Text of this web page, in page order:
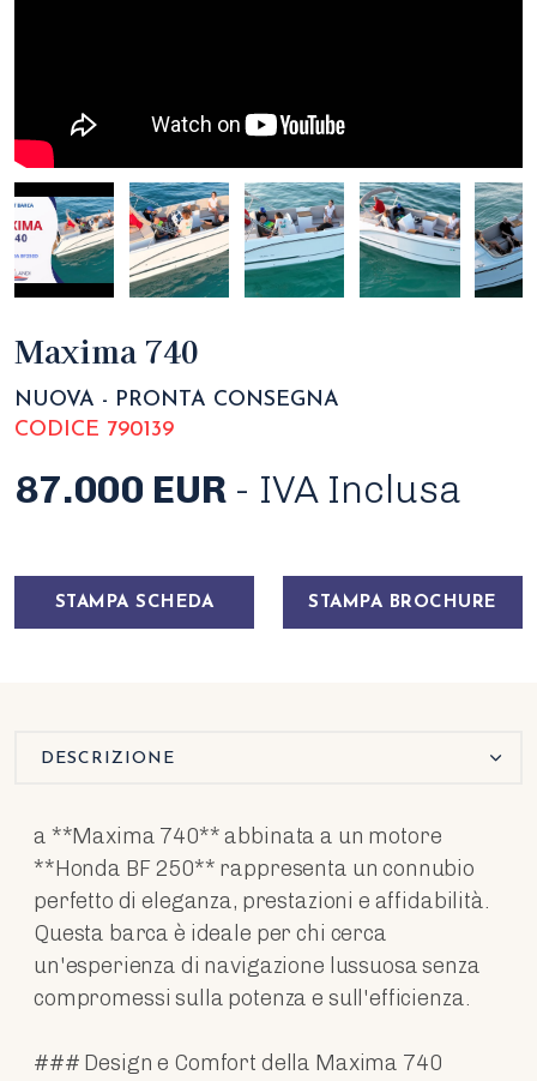
Maxima 740
NUOVA - PRONTA CONSEGNA
CODICE 790139
87.000 EUR- IVA Inclusa
STAMPA SCHEDA STAMPA BROCHURE
DESCRIZIONE
a **Maxima 740** abbinata a un motore
**Honda BF 250** rappresenta un connubio
perfetto di eleganza, prestazioni e affidabilità.
Questa barca è ideale per chi cerca
un'esperienza di navigazione lussuosa senza
compromessi sulla potenza e sull'efficienza.
### Design e Comfort della Maxima 740